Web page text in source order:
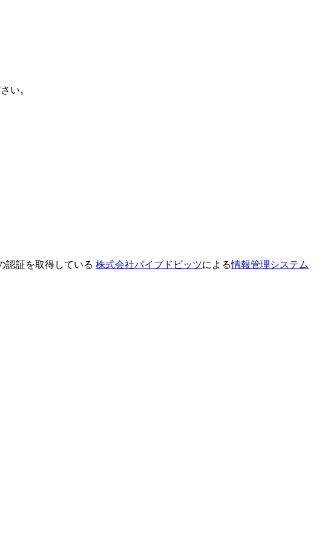
い。
認証を取得している 株式会社パイプドビッツによる情報管理システム